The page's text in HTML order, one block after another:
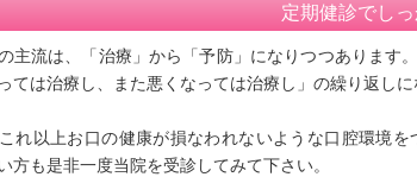
定期健診でし
主流は、「治療」から「予防」になりつつあります
ては治療し、また悪くなっては治療し」の繰り返し
れ以上お口の健康が損なわれないような口腔環境
方も是非一度当院を受診してみて下さい。